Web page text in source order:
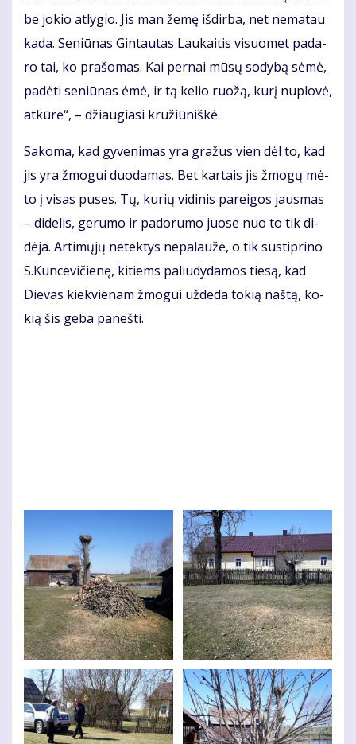
be jo­kio at­ly­gio. Jis man že­mę iš­dir­ba, net ne­ma­tau
ka­da. Se­niū­nas Gin­tau­tas Lau­kai­tis vi­suo­met pa­da­
ro tai, ko pra­šo­mas. Kai per­nai mū­sų so­dy­bą sė­mė,
pa­dė­ti se­niū­nas ėmė, ir tą ke­lio ruo­žą, ku­rį nu­plo­vė,
at­kū­rė“, – džiau­gia­si kru­žiū­niš­kė.
Sa­ko­ma, kad gy­ve­ni­mas yra gra­žus vien dėl to, kad
jis yra žmo­gui duo­da­mas. Bet kar­tais jis žmo­gų mė­
to į vi­sas pu­ses. Tų, ku­rių vi­di­nis pa­rei­gos jaus­mas
– di­de­lis, ge­ru­mo ir pa­do­ru­mo juo­se nuo to tik di­
dė­ja. Ar­ti­mų­jų ne­tek­tys ne­pa­lau­žė, o tik su­stip­ri­no
S.Kun­ce­vi­čie­nę, ki­tiems pa­liu­dy­da­mos tie­są, kad
Die­vas kiek­vie­nam žmo­gui už­de­da to­kią naš­tą, ko­
kią šis ge­ba pa­neš­ti.